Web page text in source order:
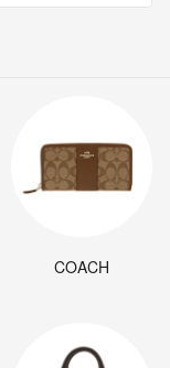
COACH